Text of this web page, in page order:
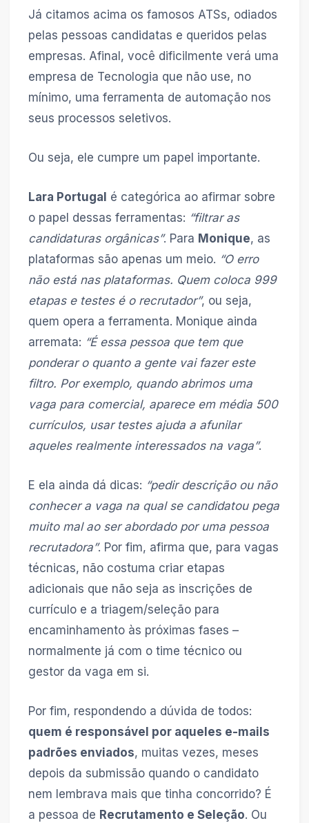
Já citamos acima os famosos ATSs, odiados
pelas pessoas candidatas e queridos pelas
empresas. Afinal, você dificilmente verá uma
empresa de Tecnologia que não use, no
mínimo, uma ferramenta de automação nos
seus processos seletivos.
Ou seja, ele cumpre um papel importante.
Lara Portugal é categórica ao afirmar sobre
o papel dessas ferramentas: “filtrar as
candidaturas orgânicas”. Para Monique, as
plataformas são apenas um meio. “O erro
não está nas plataformas. Quem coloca 999
etapas e testes é o recrutador”, ou seja,
quem opera a ferramenta. Monique ainda
arremata: “É essa pessoa que tem que
ponderar o quanto a gente vai fazer este
filtro. Por exemplo, quando abrimos uma
vaga para comercial, aparece em média 500
currículos, usar testes ajuda a afunilar
aqueles realmente interessados na vaga”.
E ela ainda dá dicas: “pedir descrição ou não
conhecer a vaga na qual se candidatou pega
muito mal ao ser abordado por uma pessoa
recrutadora”. Por fim, afirma que, para vagas
técnicas, não costuma criar etapas
adicionais que não seja as inscrições de
currículo e a triagem/seleção para
encaminhamento às próximas fases –
normalmente já com o time técnico ou
gestor da vaga em si.
Por fim, respondendo a dúvida de todos:
quem é responsável por aqueles e-mails
padrões enviados, muitas vezes, meses
depois da submissão quando o candidato
nem lembrava mais que tinha concorrido? É
a pessoa de Recrutamento e Seleção. Ou